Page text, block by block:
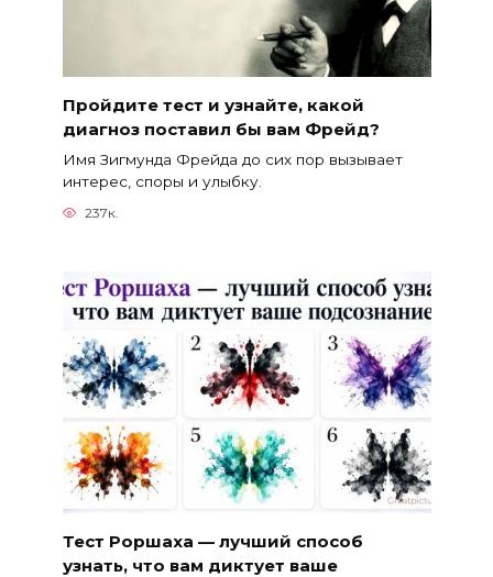
Пройдите тест и узнайте, какой
диагноз поставил бы вам Фрейд?
Имя Зигмунда Фрейда до сих пор вызывает
интерес, споры и улыбку.
237к.
Тест Роршаха — лучший способ
узнать, что вам диктует ваше